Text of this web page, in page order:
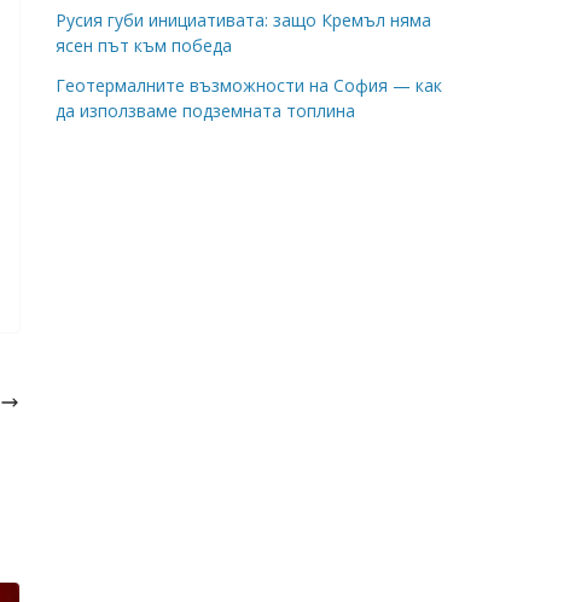
Русия губи инициативата: защо Кремъл няма
ясен път към победа
Геотермалните възможности на София — как
да използваме подземната топлина